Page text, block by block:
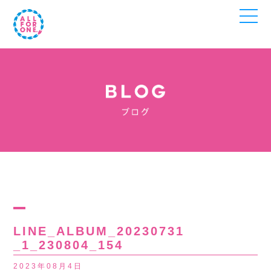
LINE_ALBUM_20230731
_1_230804_154
2023年08月4日